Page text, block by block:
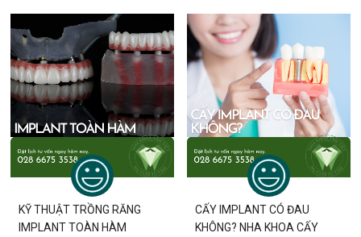
KỸ THUẬT TRỒNG RĂNG
IMPLANT TOÀN HÀM
CẤY IMPLANT CÓ ĐAU
KHÔNG? NHA KHOA CẤY